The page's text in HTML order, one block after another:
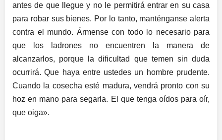
antes de que llegue y no le permitirá entrar en su casa
para robar sus bienes. Por lo tanto, manténganse alerta
contra el mundo. Ármense con todo lo necesario para
que los ladrones no encuentren la manera de
alcanzarlos, porque la dificultad que temen sin duda
ocurrirá. Que haya entre ustedes un hombre prudente.
Cuando la cosecha esté madura, vendrá pronto con su
hoz en mano para segarla. El que tenga oídos para oír,
que oiga».